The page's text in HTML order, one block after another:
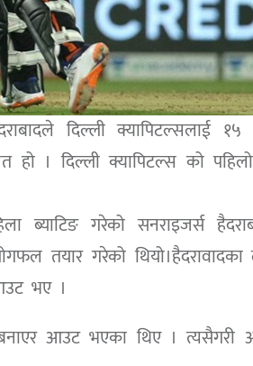
दिल्ली क्यापिटल्सलाई
हो । दिल्ली क्यापिटल्स को
ब्याटिङ गरेको सनराइजर्स
तयार गरेको थियो।हैदरावादका
भए ।
आउट भएका थिए । त्यसैगरी